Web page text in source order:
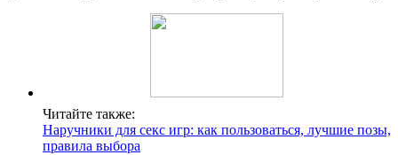
Читайте также:
Наручники для секс игр: как пользоваться, лучшие позы,
правила выбора